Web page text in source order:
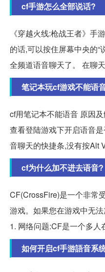
cf手游怎么全部说话?
《穿越火线:枪战王者》手
的话,可以按住屏幕中央的“
全频道语音聊天了。 在聊
笔记本玩cf游戏不能语
cf用笔记本不能语音 原因
查看登陆游戏下开启语音
音聊天的快捷条,没有按Alt
cf为什么加不进去语音?
CF(CrossFire)是一个非常
游戏。如果您在游戏中无
1. 网络问题:CF是一个多人
如何开启cf手游語音系